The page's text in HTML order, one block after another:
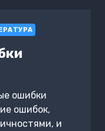
ошибки
ошибок,
и